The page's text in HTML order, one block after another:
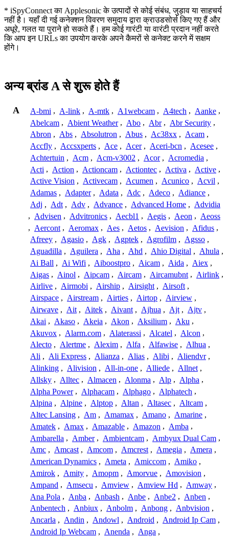
* iSpyConnect का Applesonic के उत्पादों से कोई संबंध, जुड़ाव या साहचर्य
नहीं है। यहाँ दी गई कनेक्शन विवरण समुदाय द्वारा क्राउडसोर्स किए गए हैं और
अधूरे, गलत या पुराने हो सकते हैं। हम कोई गारंटी या वारंटी प्रदान नहीं करते
कि आप इन URLs का उपयोग करके अपने कैमरों से कनेक्ट करने में सक्षम
होंगे।
अन्य ब्रांड A से शुरू होते हैं
A A-bmi , A-link , A-mtk , A1webcam , A4tech , Aanke ,
Abelcam , Abient Weather , Abo , Abr , Abr Security ,
Abron , Abs , Absolutron , Abus , Ac38xx , Acam ,
Accfly , Accsxperts , Ace , Acer , Aceri-bcn , Acesee ,
Achtertuin , Acm , Acm-v3002 , Acor , Acromedia ,
Acti , Action , Actioncam , Actiontec , Activa , Active ,
Active Vision , Activecam , Acumen , Acunico , Acvil ,
Adamas , Adapter , Adata , Adc , Adeco , Adiance ,
Adj , Adt , Adv , Advance , Advanced Home , Advidia
, Advisen , Advitronics , Aecbl1 , Aegis , Aeon , Aeoss
, Aercont , Aeromax , Aes , Aetos , Aevision , Afidus ,
Afreey , Agasio , Agk , Agptek , Agrofilm , Agsso ,
Aguadilla , Aguilera , Aha , Ahd , Ahio Digital , Ahula ,
Ai Ball , Ai Wifi , Aiboostpro , Aicam , Aida , Aiex ,
Aigas , Ainol , Aipcam , Aircam , Aircamubnt , Airlink ,
Airlive , Airmobi , Airship , Airsight , Airsoft ,
Airspace , Airstream , Airties , Airtop , Airview ,
Airwave , Ait , Aitek , Aivant , Ajhua , Ajt , Ajtv ,
Akai , Akaso , Akeia , Akon , Aksilium , Aku ,
Akuvox , Alarm.com , Alaterassi , Alcatel , Alcon ,
Alecto , Alertme , Alexim , Alfa , Alfawise , Alhua ,
Ali , Ali Express , Alianza , Alias , Alibi , Aliendvr ,
Alinking , Alivision , All-in-one , Alliede , Allnet ,
Allsky , Alltec , Almacen , Alonma , Alp , Alpha ,
Alpha Power , Alphacam , Alphago , Alphatech ,
Alpina , Alpine , Alptop , Altan , Altasec , Altcam ,
Altec Lansing , Am , Amamax , Amano , Amarine ,
Amatek , Amax , Amazable , Amazon , Amba ,
Ambarella , Amber , Ambientcam , Ambyux Dual Cam ,
Amc , Amcast , Amcom , Amcrest , Amegia , Amera ,
American Dynamics , Ameta , Amiccom , Amiko ,
Amirok , Amity , Amopm , Amorvue , Amovision ,
Ampand , Amsecu , Amview , Amview Hd , Amway ,
Ana Pola , Anba , Anbash , Anbe , Anbe2 , Anben ,
Anbentech , Anbiux , Anbolm , Anbong , Anbvision ,
Ancarla , Andin , Andowl , Android , Android Ip Cam ,
Android Ip Webcam , Anenda , Anga ,